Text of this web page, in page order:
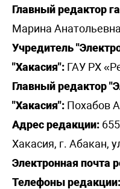
Главный редактор
Марина
Учредитель
"Хакасия": ГАУ РХ
Главный редактор
"Хакасия": Похабов
Адрес редакции:
Хакасия, г. Абакан,
Электронная почта
Телефоны редакции: